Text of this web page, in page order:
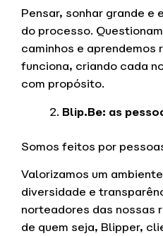
Pensar, sonhar grande e
do processo.
caminhos e aprendemos
funciona, criando cada
com propósito.
Blip.Be: as
Somos feitos por
Valorizamos um
diversidade e
norteadores das nossas
de quem seja, Blipper,